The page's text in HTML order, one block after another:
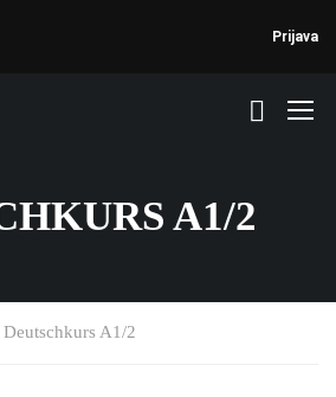
Prijava
A1/2
Deutschkurs A1/2